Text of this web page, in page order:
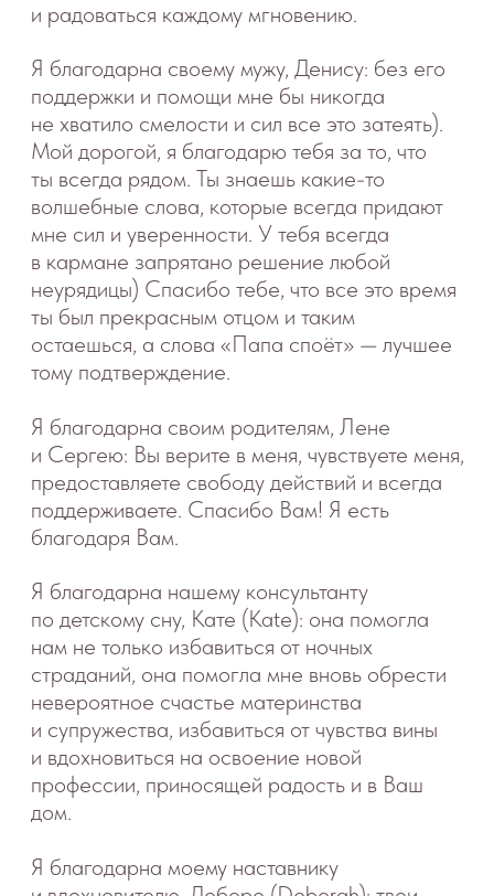
Я благодарна Вам, мамам и папам:
Вы вдохновляете меня, доверяете мне,
позволяете проживать с Вами кусочек
своего счастья. Вы дарите мне ощущение
быть нужной профессионально и побуждаете
становиться лучше для Вас каждый день. Это
настоящее счастье!
Я благодарна всем тем, кто помогал,
консультировал, подсказывал, направлял,
Я благодарна моему наставнику
всеобъемлющие знания и опыт бесценны.
Спасибо тебе, что ты так щедро
и внимательно передаешь их своим
воспитанникам и так искренне желаешь
помочь каждому неспящему малышу
на Земле.
Я благодарна моему фотографу, художнику
и подруге, Татьяне: твой творческий вклад
в наш портал неоценим. Только
ты понимаешь меня, когда я прошу
«подрисовать еще одну звездочку вот здесь,
а вот этот розовенький сделать не таким
розовеньким»:). Спасибо тебе за твой
энтузиазм и за ту атмосферу, которой
волшебницу можно найти наhttp://www.tanya-
Я благодарна создателю Логотипа, Арамису:
@a.r.a.m.i.s, спасибо за невероятно тонкий
подход, внимательное отношение,
профессиональное терпение и чувство
юмора. Без тебя мои кривые никогда бы
не превратились в столь мастерское